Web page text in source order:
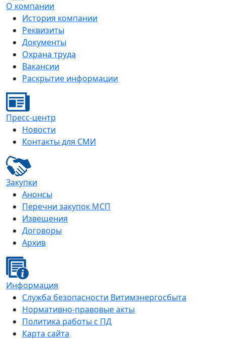
О компании
История компании
Реквизиты
Документы
Охрана труда
Вакансии
Раскрытие информации
Пресс-центр
Новости
Контакты для СМИ
Закупки
Анонсы
Перечни закупок МСП
Извещения
Договоры
Архив
Информация
Служба безопасности Витимэнергосбыта
Нормативно-правовые акты
Политика работы с ПД
Карта сайта